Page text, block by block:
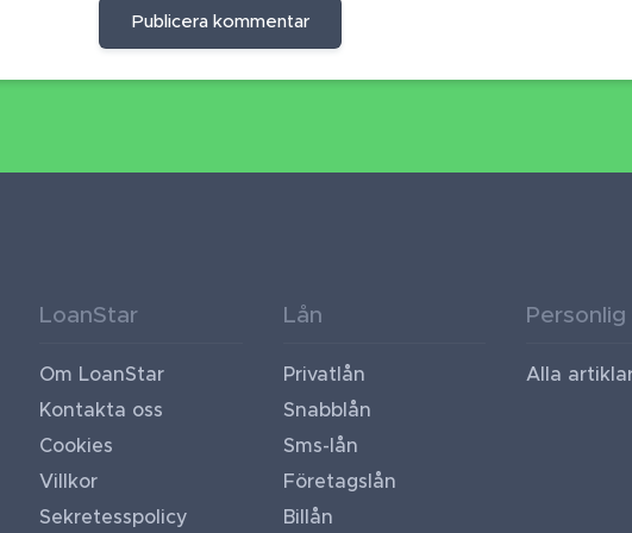
Publicera kommentar
LoanStar
Om LoanStar
Kontakta oss
Cookies
Villkor
Sekretesspolicy
Lån
Privatlån
Snabblån
Sms-lån
Företagslån
Billån
Alla